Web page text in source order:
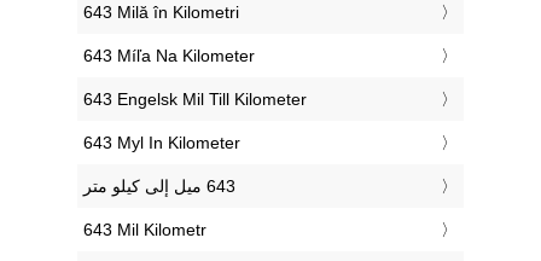
‎643 Milă în Kilometri
‎643 Míľa Na Kilometer
‎643 Engelsk Mil Till Kilometer
‎643 Myl In Kilometer
‎643 Mil Kilometr